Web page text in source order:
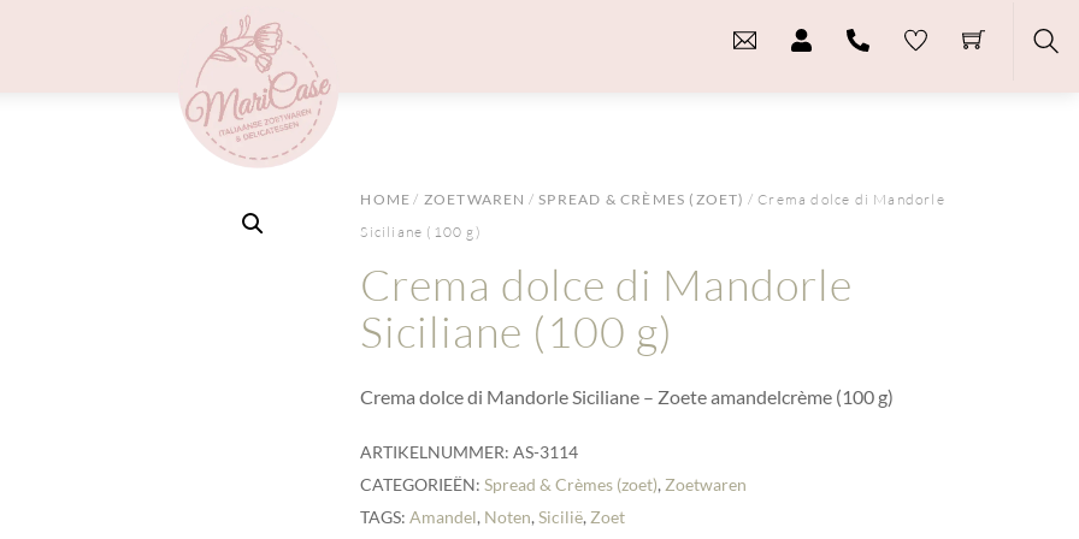
Menu
HOME / ZOETWAREN /SPREAD & CRÈMES (ZOET) / Crema dolce di Mandorle
Siciliane (100 g)
Crema dolce di Mandorle
Siciliane (100 g)
Crema dolce di Mandorle Siciliane – Zoete amandelcrème (100 g)
ARTIKELNUMMER:AS-3114
CATEGORIEËN:Spread & Crèmes (zoet), Zoetwaren
TAGS:Amandel, Noten,Sicilië, Zoet